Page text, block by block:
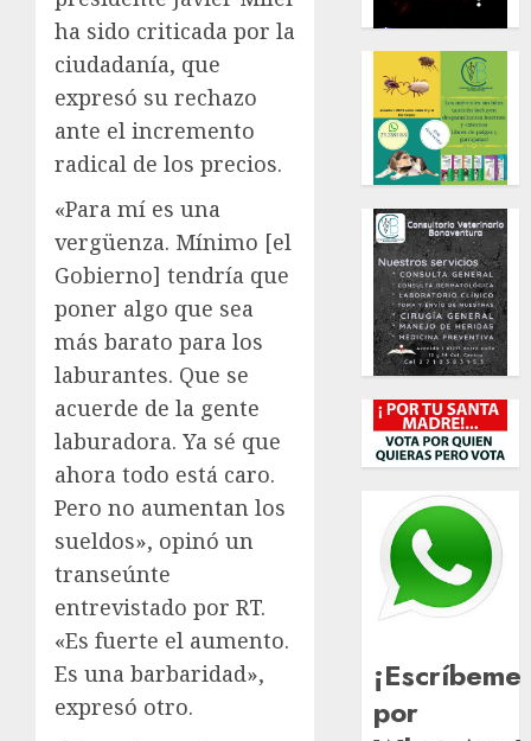
ha sido criticada por la
ciudadanía, que
expresó su rechazo
ante el incremento
radical de los precios.
«Para mí es una
vergüenza. Mínimo [el
Gobierno] tendría que
poner algo que sea
más barato para los
laburantes. Que se
acuerde de la gente
laburadora. Ya sé que
ahora todo está caro.
Pero no aumentan los
sueldos», opinó un
transeúnte
entrevistado por RT.
«Es fuerte el aumento.
Es una barbaridad»,
expresó otro.
¡Escríbeme
por